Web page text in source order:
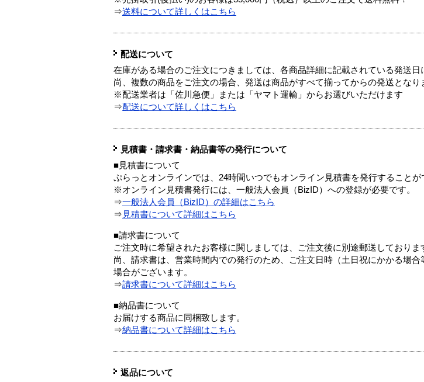
⇒送料について詳しくはこちら
配送について
在庫がある場合のご注文につきましては、各商品詳細に記載されている発送日
尚、複数の商品をご注文の場合、発送は商品がすべて揃ってからの発送となり
※配送業者は「佐川急便」または「ヤマト運輸」からお選びいただけます
⇒配送について詳しくはこちら
見積書・請求書・納品書等の発行について
■見積書について
ぷらっとオンラインでは、24時間いつでもオンライン見積書を発行することが
※オンライン見積書発行には、一般法人会員（BizID）への登録が必要です。
⇒一般法人会員（BizID）の詳細はこちら
⇒ 見積書について詳細はこちら
■請求書について
ご注文時に希望されたお客様に関しましては、ご注文後に別途郵送しておりま
尚、請求書は、営業時間内での発行のため、ご注文日時（土日祝にかかる場
場合がございます。
⇒請求書について詳細はこちら
■納品書について
お届けする商品に同梱致します。
⇒納品書について詳細はこちら
返品について